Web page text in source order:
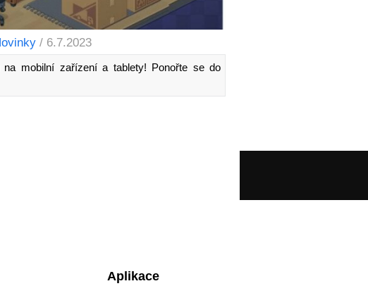
/ 6.7.2023
mobilní zařízení a tablety! Ponořte se do
Aplikace